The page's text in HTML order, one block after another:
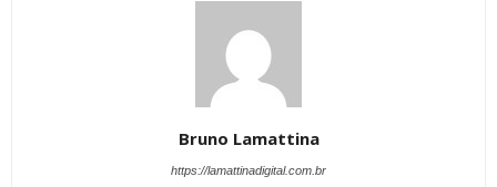
Bruno Lamattina
https://lamattinadigital.com.br